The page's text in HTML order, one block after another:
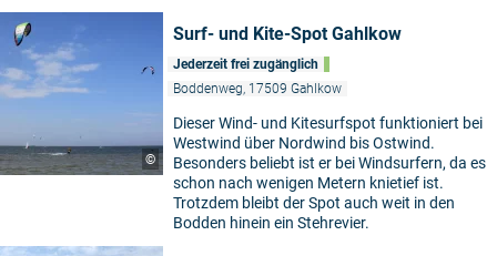
©
Surf- und Kite-Spot Gahlkow
Jederzeit frei zugänglich
Boddenweg, 17509 Gahlkow
Dieser Wind- und Kitesurfspot funktioniert bei
Westwind über Nordwind bis Ostwind.
Besonders beliebt ist er bei Windsurfern, da es
schon nach wenigen Metern knietief ist.
Trotzdem bleibt der Spot auch weit in den
Bodden hinein ein Stehrevier.